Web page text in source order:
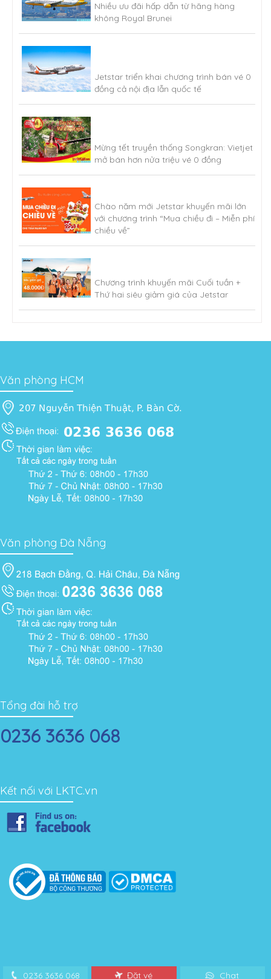
Nhiều ưu đãi hấp dẫn từ hãng hàng
không Royal Brunei
Jetstar triển khai chương trình bán vé 0
đồng cả nội địa lẫn quốc tế
Mừng tết truyền thống Songkran: Vietjet
mở bán hơn nửa triệu vé 0 đồng
Chào năm mới Jetstar khuyến mãi lớn
với chương trình “Mua chiều đi – Miễn phí
chiều về”
Chương trình khuyến mãi Cuối tuần +
Thứ hai siêu giảm giá của Jetstar
Văn phòng HCM
Văn phòng Đà Nẵng
Tổng đài hỗ trợ
0236 3636 068
Kết nối với LKTC.vn
0236 3636 068 Đặt vé Chat